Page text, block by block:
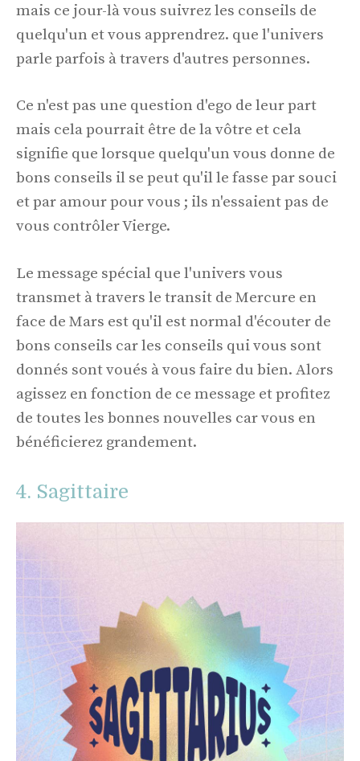
mais ce jour-là vous suivrez les conseils de
quelqu'un et vous apprendrez. que l'univers
parle parfois à travers d'autres personnes.
Ce n'est pas une question d'ego de leur part
mais cela pourrait être de la vôtre et cela
signifie que lorsque quelqu'un vous donne de
bons conseils il se peut qu'il le fasse par souci
et par amour pour vous ; ils n'essaient pas de
vous contrôler Vierge.
Le message spécial que l'univers vous
transmet à travers le transit de Mercure en
face de Mars est qu'il est normal d'écouter de
bons conseils car les conseils qui vous sont
donnés sont voués à vous faire du bien. Alors
agissez en fonction de ce message et profitez
de toutes les bonnes nouvelles car vous en
bénéficierez grandement.
4. Sagittaire